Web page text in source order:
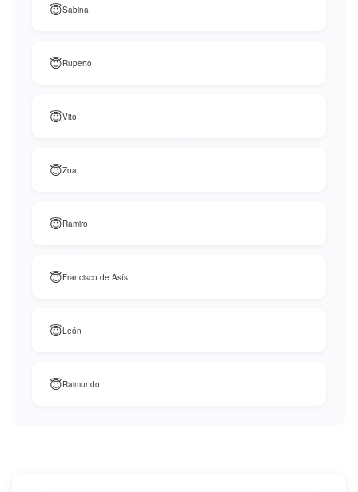
😇Sabina
😇Ruperto
😇Vito
😇Zoa
😇Ramiro
😇Francisco de Asís
😇León
😇Raimundo